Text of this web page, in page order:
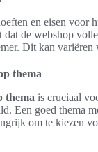
en eisen voor
dat de webshop
Dit kan
thema
thema is cruciaal
Een goed thema
om te kiezen